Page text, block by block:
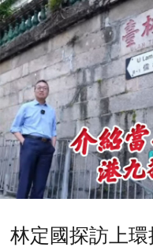
林定國探訪上